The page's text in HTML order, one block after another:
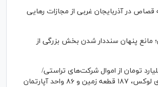
در آذربایجان‌ غربی از مجازات رهایی
مانع پنهان سنددار شدن بخش بزرگی از
۱۶۷۳ میلیارد تومان از اموال شرکت‌های تراستی/